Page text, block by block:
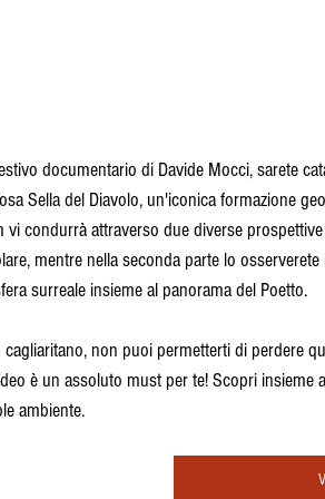
documentario di Davide Mocci, sarete
Sella del Diavolo, un'iconica formazione
vi condurrà attraverso due diverse
mentre nella seconda parte lo
surreale insieme al panorama del Poetto.
cagliaritano, non puoi permetterti di perdere
è un assoluto must per te! Scopri insieme
ambiente.